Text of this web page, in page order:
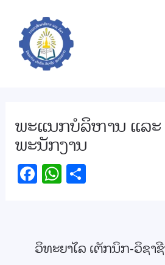
content
ພະແນກບໍລິຫານ ແລະ
ພະນັກງານ
F
o
W
A
S
ວິທະຍາໄລ ເຕັກນິກ-ວິຊາ